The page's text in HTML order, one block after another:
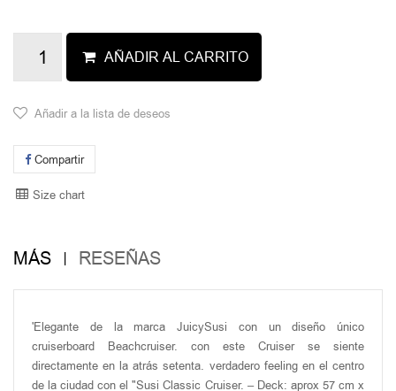
AÑADIR AL CARRITO
Añadir a la lista de deseos
Compartir
Size chart
MÁS RESEÑAS
'Elegante de la marca JuicySusi con un diseño único
cruiserboard Beachcruiser. con este Cruiser se siente
directamente en la atrás setenta. verdadero feeling en el centro
de la ciudad con el "Susi Classic Cruiser. – Deck: aprox 57 cm x